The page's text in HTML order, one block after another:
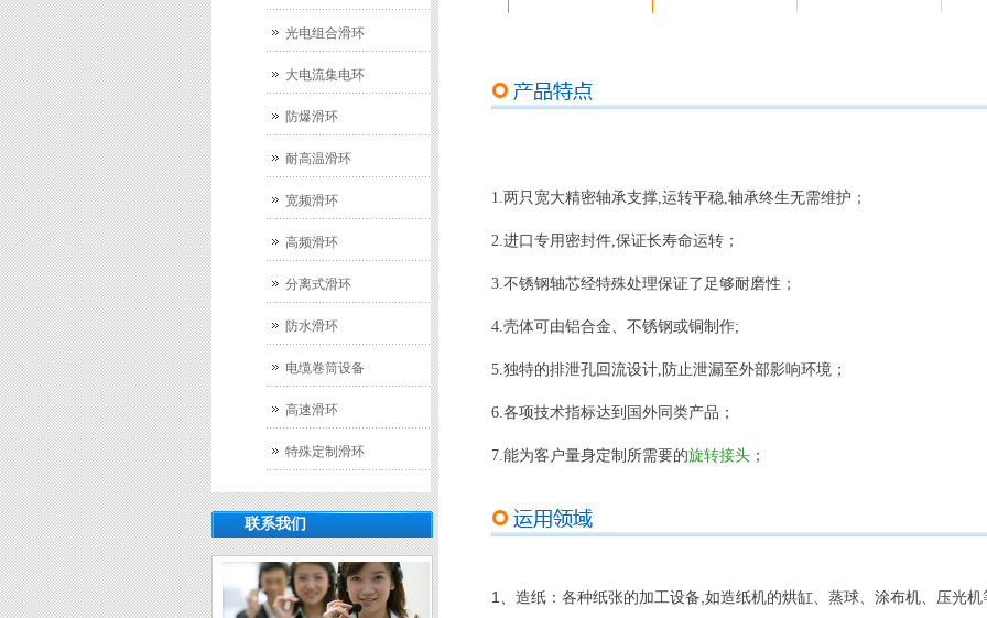
光电组合滑环
大电流集电环
防爆滑环
耐高温滑环
宽频滑环
高频滑环
分离式滑环
防水滑环
电缆卷筒设备
高速滑环
特殊定制滑环
联系我们
1.两只宽大精密轴承支撑,运转平稳,轴承终生无需维护；
2.进口专用密封件,保证长寿命运转；
3.不锈钢轴芯经特殊处理保证了足够耐磨性；
4.壳体可由铝合金、不锈钢或铜制作;
5.独特的排泄孔回流设计,防止泄漏至外部影响环境；
6.各项技术指标达到国外同类产品；
7.能为客户量身定制所需要的旋转接头 ；
1、造纸 ： 各种纸张的加工设备 如造纸机的烘缸、蒸球、涂布机、压光机